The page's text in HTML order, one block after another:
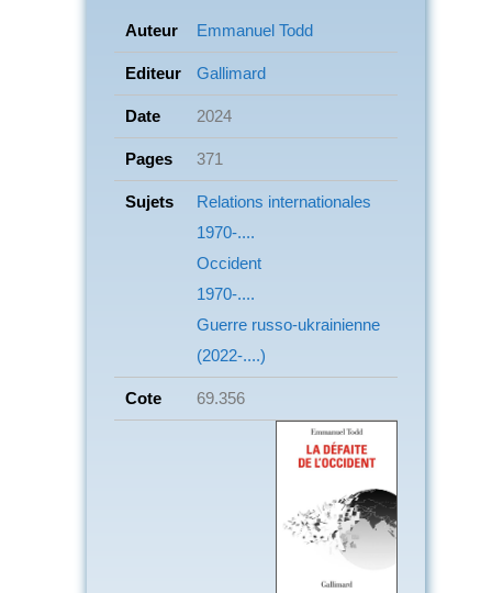
Auteur Emmanuel Todd
Editeur Gallimard
Date 2024
Pages 371
Sujets
Relations internationales
1970-....
Occident
1970-....
Guerre russo-ukrainienne
(2022-....)
Cote 69.356